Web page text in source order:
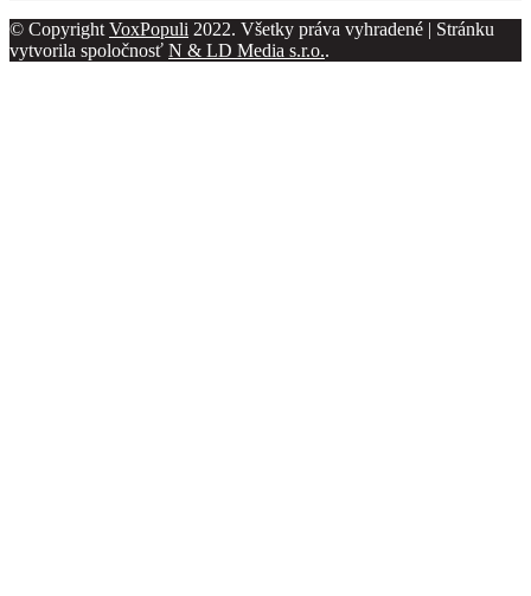
© Copyright VoxPopuli 2022. Všetky práva vyhradené | Stránku
vytvorila spoločnosť N & LD Media s.r.o..